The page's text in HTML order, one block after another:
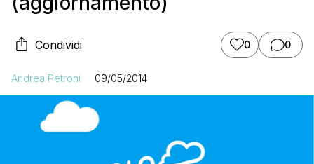
Condividi 0 0
Andrea Petroni 09/05/2014